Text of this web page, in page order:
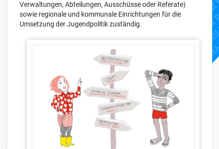
Verwaltungen, Abteilungen, Ausschüsse oder Referate)
sowie regionale und kommunale Einrichtungen für die
Umsetzung der Jugendpolitik zuständig.